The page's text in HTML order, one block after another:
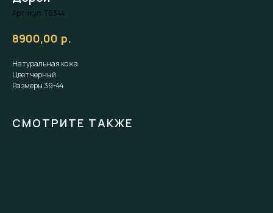
Артикул:Т6344
8900,00 р.
Натуральная кожа
Цвет черный
Размеры 39-44
СМОТРИТЕ ТАКЖЕ